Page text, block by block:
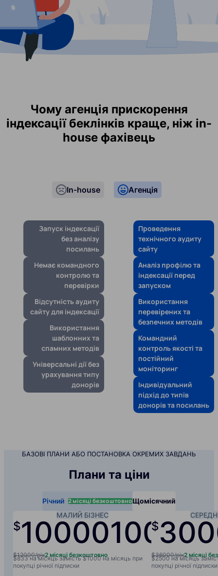
Чому агенція прискорення
індексації беклінків краще, ніж in-
house фахівець
In-house
Запуск індексації
без аналізу
посилань
Немає командного
контролю та
перевірки
Відсутність аудиту
сайту для індексації
Використання
шаблонних та
спамних методів
Універсальні дії без
урахування типу
донорів
Агенція
Проведення
технічного аудиту
сайту
Аналіз профілю та
індексації перед
запуском
Використання
перевірених та
безпечних методів
Командний
контроль якості та
постійний
моніторинг
Індивідуальний
підхід до типів
донорів та посилань
БАЗОВІ ПЛАНИ АБО ПОСТАНОВКА ОКРЕМИХ ЗАВДАНЬ
Плани та ціни
Річний 2 місяці безкоштовноЩомісячний
МАЛИЙ БІЗНЕС
$100001000/
рік
/
$12000/рік2 місяці безкоштовно
$833 на місяць замість $1000 на місяць при
покупці річної підписки
$
$36000/рік2 місяці
$2500 на місяць
покупці річної підписки